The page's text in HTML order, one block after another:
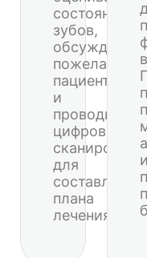
состояние
зубов,
обсуждает
пожелания
пациента
и
проводит
цифровое
для
составления
плана
лечения.
и